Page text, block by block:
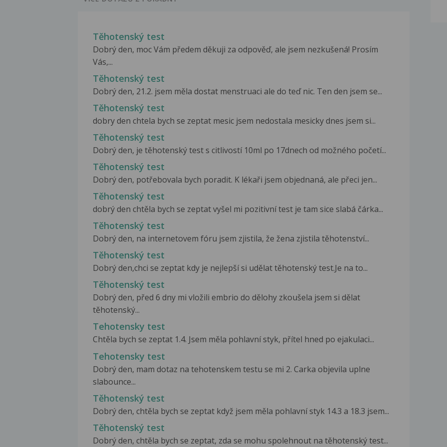
Těhotenský test
Dobrý den, moc Vám předem děkuji za odpověď, ale jsem nezkušená! Prosím
Vás,...
Těhotenský test
Dobrý den, 21.2. jsem měla dostat menstruaci ale do teď nic. Ten den jsem se...
Těhotenský test
dobry den chtela bych se zeptat mesic jsem nedostala mesicky dnes jsem si...
Těhotenský test
Dobrý den, je těhotenský test s citlivostí 10ml po 17dnech od možného početí...
Těhotenský test
Dobrý den, potřebovala bych poradit. K lékaři jsem objednaná, ale přeci jen...
Těhotenský test
dobrý den chtěla bych se zeptat vyšel mi pozitivní test je tam sice slabá čárka...
Těhotenský test
Dobrý den, na internetovem fóru jsem zjistila, že žena zjistila těhotenství...
Těhotenský test
Dobrý den,chci se zeptat kdy je nejlepší si udělat těhotenský test.Je na to...
Těhotenský test
Dobrý den, před 6 dny mi vložili embrio do dělohy zkoušela jsem si dělat
těhotenský...
Tehotensky test
Chtěla bych se zeptat 1.4. Jsem měla pohlavní styk, přítel hned po ejakulaci...
Tehotensky test
Dobrý den, mam dotaz na tehotenskem testu se mi 2. Carka objevila uplne
slabounce...
Těhotenský test
Dobrý den, chtěla bych se zeptat když jsem měla pohlavní styk 14.3 a 18.3 jsem...
Těhotenský test
Dobrý den, chtěla bych se zeptat, zda se mohu spolehnout na těhotenský test...